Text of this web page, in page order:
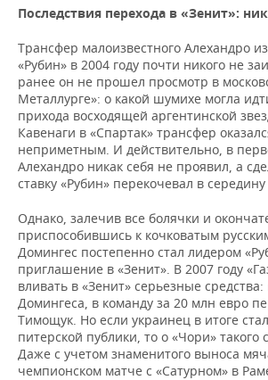
КИБЕРСПОРТ
ФИГУРНОЕ КАТАНИЕ
ВОДНЫЕ ВИДЫ СПОРТА
ХОККЕЙ С МЯЧОМ
КУЛЬТУРА
МЕДИЦИНА
ОБРАЗОВАНИЕ
ПРОИСШЕСТВИЯ
СПИСОК КОМПАНИЙ
Последствия перехода в «Зенит»:
Трансфер малоизвестного Алехандро
«Рубин» в 2004 году почти никого не
ранее он не прошел просмотр в
Металлурге»: о какой шумихе могла
прихода восходящей аргентинской
Кавенаги в «Спартак» трансфер
неприметным. И действительно, в
Алехандро никак себя не проявил, а
ставку «Рубин» перекочевал в
Однако, залечив все болячки и
приспособившись к кочковатым
Домингес постепенно стал лидером
приглашение в «Зенит». В 2007 году
вливать в «Зенит» серьезные
Домингеса, в команду за 20 млн евро
Тимощук. Но если украинец в итоге
питерской публики, то о «Чори» такого
Даже с учетом знаменитого выноса
чемпионском матче с «Сатурном» в